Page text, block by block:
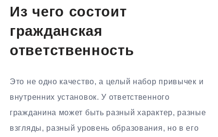
Из чего состоит
гражданская
ответственность
Это не одно качество, а целый набор привычек и
внутренних установок. У ответственного
гражданина может быть разный характер, разные
взгляды, разный уровень образования, но в его